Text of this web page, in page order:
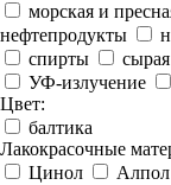
морская и
нефтепродукты
спирты
УФ-излучение
Цвет:
балтика
Лакокрасочные
Цинол
Алпол